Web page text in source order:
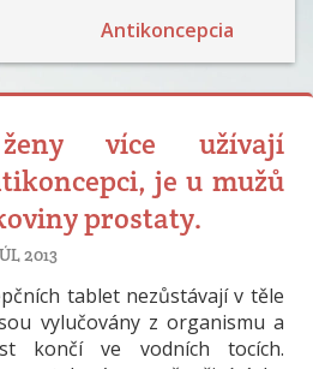
Antikoncepcia
více užívají
je u mužů
prostaty.
2013
tablet nezůstávají v těle
vylučovány z organismu a
končí ve vodních tocích.